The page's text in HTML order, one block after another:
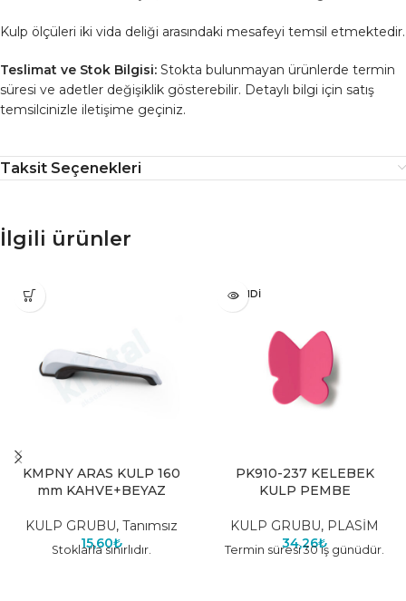
Kulp ölçüleri iki vida deliği arasındaki mesafeyi temsil etmektedir.
Teslimat ve Stok Bilgisi: Stokta bulunmayan ürünlerde termin
süresi ve adetler değişiklik gösterebilir. Detaylı bilgi için satış
temsilcinizle iletişime geçiniz.
Taksit Seçenekleri
İlgili ürünler
KMPNY ARAS KULP 160
mm KAHVE+BEYAZ
KULP GRUBU, Tanımsız
15,60₺
Stoklarla sınırlıdır.
TÜKENDI
PK910-237 KELEBEK
KULP PEMBE
KULP GRUBU, PLASİM
34,26₺
Termin süresi 30 iş günüdür.